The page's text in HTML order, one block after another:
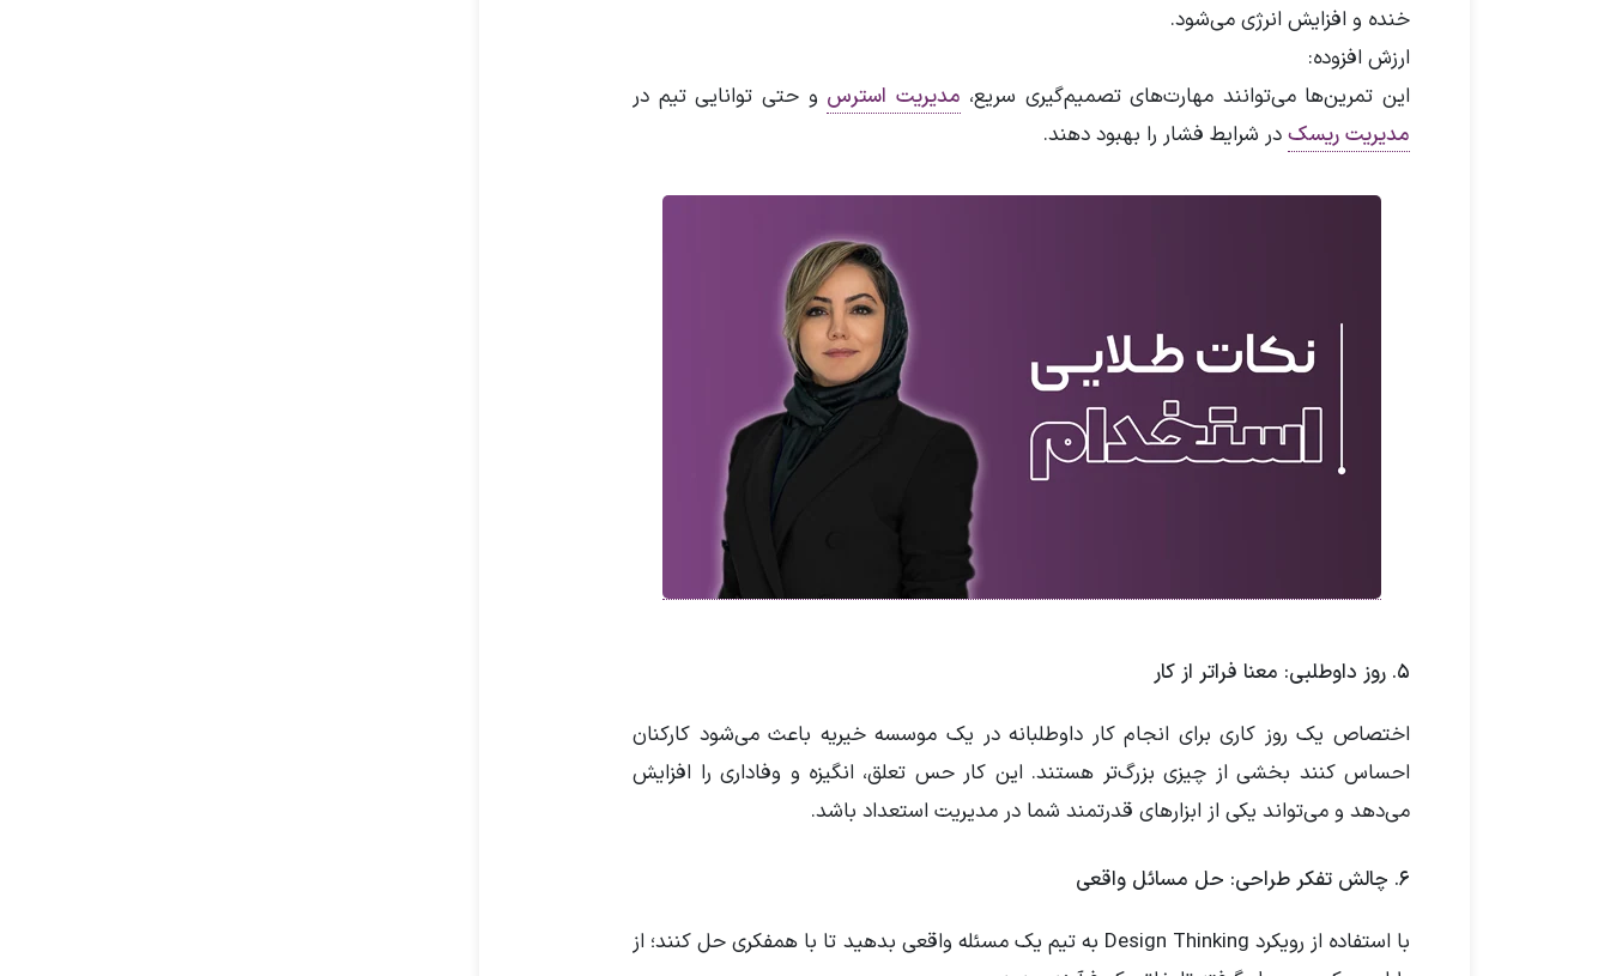
خنده و افزایش انرژی می‌شود.
ارزش افزوده:
این تمرین‌ها می‌توانند مهارت‌های تصمیم‌گیری سریع، مدیریت استرس و حتی توانایی تیم در
مدیریت ریسکدر شرایط فشار را بهبود دهند.
۵. روز داوطلبی: معنا فراتر از کار
اختصاص یک روز کاری برای انجام کار داوطلبانه در یک موسسه خیریه باعث می‌شود کارکنان
احساس کنند بخشی از چیزی بزرگ‌تر هستند. این کار حس تعلق، انگیزه و وفاداری را افزایش
می‌دهد و می‌تواند یکی از ابزارهای قدرتمند شما در مدیریت استعداد باشد.
۶. چالش تفکر طراحی: حل مسائل واقعی
با استفاده از رویکرد Design Thinking به تیم یک مسئله واقعی بدهید تا با همفکری حل کنند؛ از